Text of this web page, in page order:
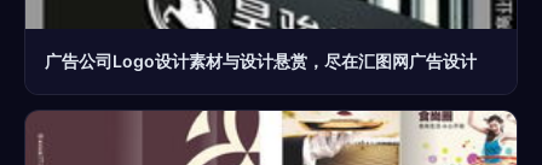
广告公司Logo设计素材与设计悬赏，尽在汇图网广告设计